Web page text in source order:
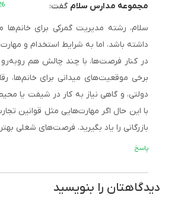
مجموعه مدارس سلام گفت: 26- فروردین-
سلام، رشته مدیریت گمرکی برای خانم‌ها
داشته باشد، اما به شرایط استخدام و
در کنار فرصت‌ها، با چند چالش هم
برخی موقعیت‌های میدانی برای خانم‌ها،
دولتی، و گاهی نیاز به کار در شیفت یا
با این حال اگر مهارت‌هایی مثل قوانین
بازرگانی را یاد بگیرید، فرصت‌های شغلی
پاسخ
دیدگاهتان را بنویسید